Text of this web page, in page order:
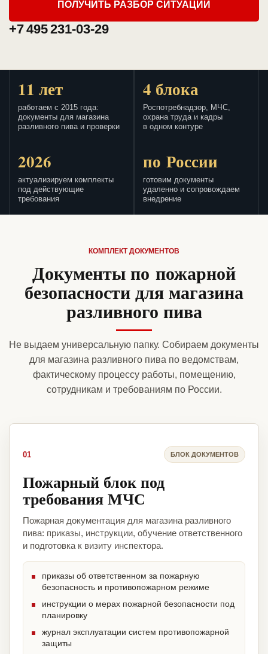
ПОЛУЧИТЬ РАЗБОР СИТУАЦИИ
+7 495 231-03-29
11 лет
работаем с 2015 года:
документы для магазина
разливного пива и проверки
4 блока
Роспотребнадзор, МЧС,
охрана труда и кадры
в одном контуре
2026
актуализируем комплекты
под действующие
требования
по России
готовим документы
удаленно и сопровождаем
внедрение
КОМПЛЕКТ ДОКУМЕНТОВ
Документы по пожарной
безопасности для магазина
разливного пива
Не выдаем универсальную папку. Собираем документы
для магазина разливного пива по ведомствам,
фактическому процессу работы, помещению,
сотрудникам и требованиям по России.
01 БЛОК ДОКУМЕНТОВ
Пожарный блок под
требования МЧС
Пожарная документация для магазина разливного
пива: приказы, инструкции, обучение ответственного
и подготовка к визиту инспектора.
приказы об ответственном за пожарную
безопасность и противопожарном режиме
инструкции о мерах пожарной безопасности под
планировку
журнал эксплуатации систем противопожарной
защиты